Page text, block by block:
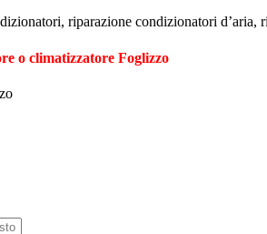
riparazione condizionatori d’aria,
o climatizzatore Foglizzo